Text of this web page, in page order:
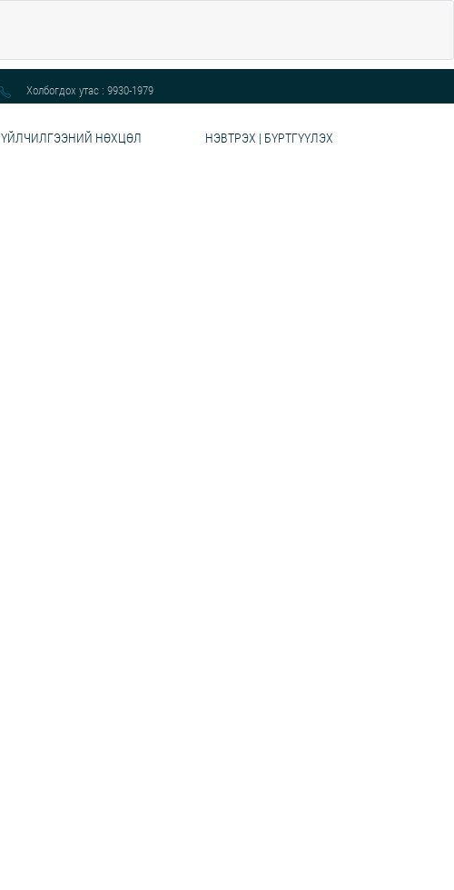
Холбогдох утас : 9930-1979
ҮЙЛЧИЛГЭЭНИЙ НӨХЦӨЛ НЭВТРЭХ | БҮРТГҮҮЛЭХ